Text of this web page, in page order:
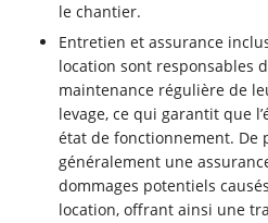
le chantier.
Entretien et assurance
location sont responsables
maintenance régulière de
levage, ce qui garantit que
état de fonctionnement. De
généralement une
dommages potentiels
location, offrant ainsi une